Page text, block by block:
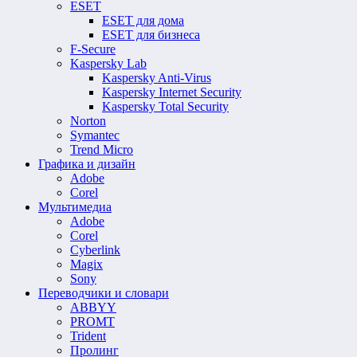
ESET
ESET для дома
ESET для бизнеса
F-Secure
Kaspersky Lab
Kaspersky Anti-Virus
Kaspersky Internet Security
Kaspersky Total Security
Norton
Symantec
Trend Micro
Графика и дизайн
Adobe
Corel
Мультимедиа
Adobe
Corel
Cyberlink
Magix
Sony
Переводчики и словари
ABBYY
PROMT
Trident
Пролинг